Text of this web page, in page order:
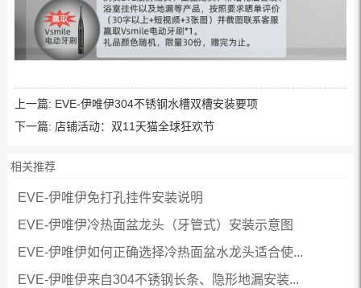
上一篇: EVE-伊唯伊304不锈钢水槽双槽安装要项
下一篇: 店铺活动：双11天猫全球狂欢节
相关推荐
EVE-伊唯伊免打孔挂件安装说明
EVE-伊唯伊冷热面盆龙头（牙管式）安装示意图
EVE-伊唯伊如何正确选择冷热面盆水龙头适合使...
EVE-伊唯伊来自304不锈钢长条、隐形地漏安装...